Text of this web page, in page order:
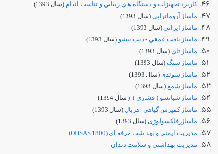
كاربرد تجهيزات و دستگاه هاي زيبايي و تناسب اندام (سال 1393)
ماساژ آروماتراپی (سال 1393)
ماساژ ايراني (سال 1393)
ماساژ بافت عمقي - ديپ تيشو (سال 1393)
ماساژ تاي (سال 1393)
ماساژ سنگ (سال 1393)
ماساژ سوئدی (سال 1393)
ماساژ شمع (سال 1393)
ماساژ شیاتسو ( فشاری ) ( سال 1394)
ماساژ كمپرس گياهي -هربال (سال 1393)
ماساژرفلکسولوژی (سال 1393)
مديريت ايمني و بهداشت حرفه اي (OHSAS 1800)
مديريت بهداشتي و سلامت دندان